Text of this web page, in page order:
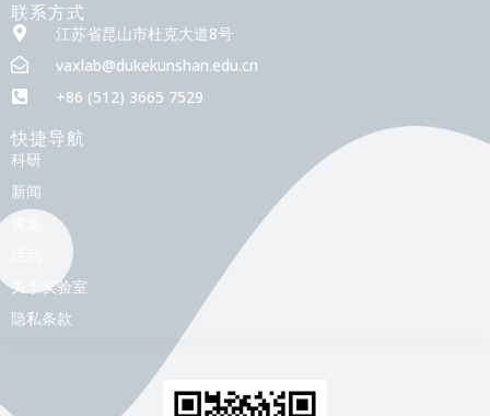
联系方式
江苏省昆山市杜克大道8号
vaxlab@dukekunshan.edu.cn
+86 (512) 3665 7529
快捷导航
科研
新闻
关于实验室
隐私条款